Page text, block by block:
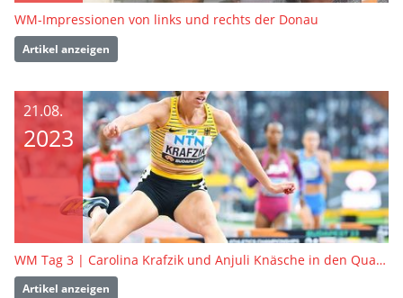
WM-Impressionen von links und rechts der Donau
Artikel anzeigen
21.08.
2023
WM Tag 3 | Carolina Krafzik und Anjuli Knäsche in den Qualifikationswettbewerben
Artikel anzeigen